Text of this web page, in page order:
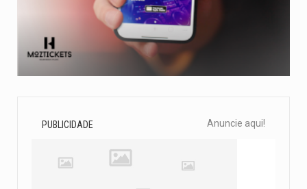
PUBLICIDADE Anuncie aqui!